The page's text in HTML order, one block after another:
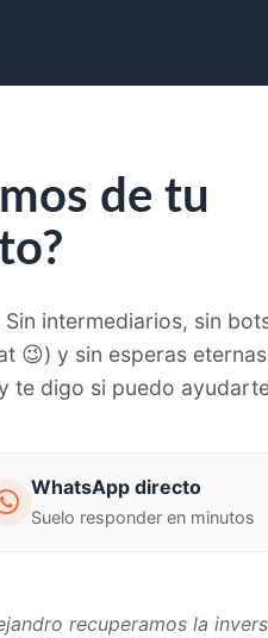
de tu
intermediarios, sin
😉) y sin esperas
te digo si puedo
WhatsApp directo
Suelo responder en minutos
recuperamos la